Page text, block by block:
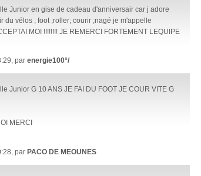
Junior en gise de cadeau d'anniversair car j adore
du vélos ; foot ;roller; courir ;nagé je m'appelle
MOI !!!!!!!! JE REMERCI FORTEMENT LEQUIPE
par energie100°/
Junior G 10 ANS JE FAI DU FOOT JE COUR VITE G
MERCI
par PACO DE MEOUNES